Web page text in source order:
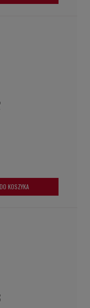
DO KOSZYKA